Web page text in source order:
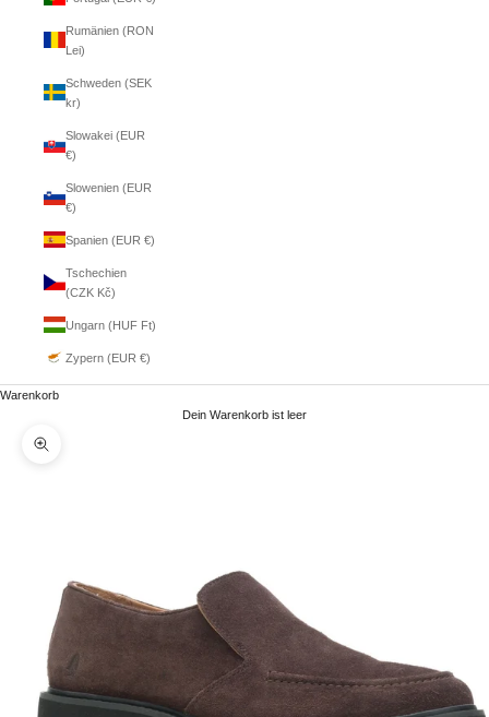
Rumänien (RON
Lei)
Schweden (SEK
kr)
Slowakei (EUR
€)
Slowenien (EUR
€)
Spanien (EUR €)
Tschechien
(CZK Kč)
Ungarn (HUF Ft)
Zypern (EUR €)
Warenkorb
Dein Warenkorb ist leer
Bild vergrößern